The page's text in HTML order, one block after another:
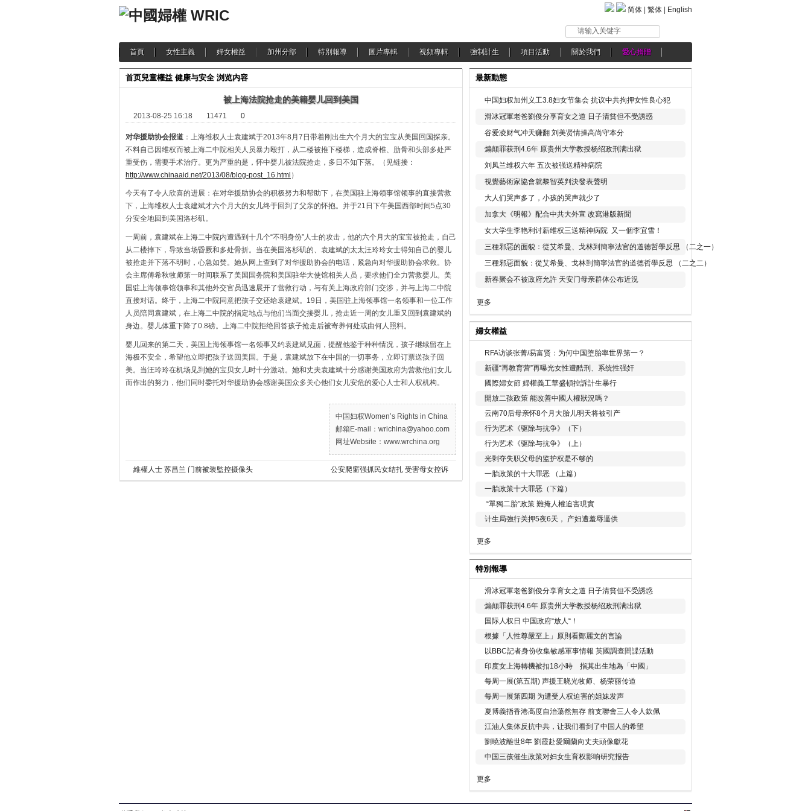
简体 繁体 English
请输入关键字
首頁 女性主義 婦女權益 加州分部 特別報導 圖片專輯 視頻專輯 強制計生 項目活動 關於我們 愛心捐贈
首页兒童權益 健康与安全 浏览内容
被上海法院抢走的美籍婴儿回到美国
2013-08-25 16:18 11471 0
对华援助协会报道 ：上海维权人士袁建斌于2013年8月7日带着刚出生六个月大的宝宝从美国回国探亲。
不料自己因维权而被上海二中院相关人员暴力殴打，从二楼被推下楼梯，造成脊椎、肋骨和头部多处严
重受伤，需要手术治疗。更为严重的是，怀中婴儿被法院抢走，多日不知下落。（见链接：
http://www.chinaaid.net/2013/08/blog-post_16.html ）
今天有了令人欣喜的进展：在对华援助协会的积极努力和帮助下，在美国驻上海领事馆领事的直接营救
下，上海维权人士袁建斌才六个月大的女儿终于回到了父亲的怀抱。并于21日下午美国西部时间5点30
分安全地回到美国洛杉矶。
一周前，袁建斌在上海二中院内遭遇到十几个“不明身份”人士的攻击，他的六个月大的宝宝被抢走，自己
从二楼摔下，导致当场昏厥和多处骨折。当在美国洛杉矶的、袁建斌的太太汪玲玲女士得知自己的婴儿
被抢走并下落不明时，心急如焚。她从网上查到了对华援助协会的电话，紧急向对华援助协会求救。协
会主席傅希秋牧师第一时间联系了美国国务院和美国驻华大使馆相关人员，要求他们全力营救婴儿。美
国驻上海领事馆领事和其他外交官员迅速展开了营救行动，与有关上海政府部门交涉，并与上海二中院
直接对话。终于，上海二中院同意把孩子交还给袁建斌。19日，美国驻上海领事馆一名领事和一位工作
人员陪同袁建斌，在上海二中院的指定地点与他们当面交接婴儿，抢走近一周的女儿重又回到袁建斌的
身边。婴儿体重下降了0.8磅。上海二中院拒绝回答孩子抢走后被寄养何处或由何人照料。
婴儿回来的第二天，美国上海领事馆一名领事又约袁建斌见面，提醒他鉴于种种情况，孩子继续留在上
海极不安全，希望他立即把孩子送回美国。于是，袁建斌放下在中国的一切事务，立即订票送孩子回
美。当汪玲玲在机场见到她的宝贝女儿时十分激动。她和丈夫袁建斌十分感谢美国政府为营救他们女儿
而作出的努力，他们同时委托对华援助协会感谢美国众多关心他们女儿安危的爱心人士和人权机构。
中国妇权Women’s Rights in China
邮箱E-mail：wrichina@yahoo.com
网址Website：www.wrchina.org
維權人士 苏昌兰 门前被装監控摄像头 公安爬窗强抓民女结扎 受害母女控诉
最新動態
中国妇权加州义工3.8妇女节集会 抗议中共拘押女性良心犯
滑冰冠軍老爸劉俊分享育女之道 日子清貧但不受誘惑
谷爱凌财气冲天赚翻 刘美贤情操高尚守本分
煽颠罪获刑4.6年 原贵州大学教授杨绍政刑满出狱
刘凤兰维权六年 五次被强送精神病院
視覺藝術家協會就黎智英判決發表聲明
大人们哭声多了，小孩的哭声就少了
加拿大《明報》配合中共大外宣 改寫港版新聞
女大学生李艳利讨薪维权三送精神病院 又一個李宜雪！
三種邪惡的面貌：從艾希曼、戈林到簡寧法官的道德哲學反思 （二之一）
三種邪惡面貌：從艾希曼、戈林到簡寧法官的道德哲學反思 （二之二）
新春聚会不被政府允許 天安门母亲群体公布近況
更多
婦女權益
RFA访谈张菁/易富贤：为何中国堕胎率世界第一？
新疆“再教育营”再曝光女性遭酷刑、系统性强奸
國際婦女節 婦權義工華盛頓控訴計生暴行
開放二孩政策 能改善中國人權狀況嗎？
云南70后母亲怀8个月大胎儿明天将被引产
行为艺术《驱除与抗争》（下）
行为艺术《驱除与抗争》（上）
光剥夺失职父母的监护权是不够的
一胎政策的十大罪恶 （上篇）
一胎政策十大罪恶（下篇）
“單獨二胎”政策 難掩人權迫害現實
计生局強行关押5夜6天， 产妇遭羞辱逼供
更多
特別報導
滑冰冠軍老爸劉俊分享育女之道 日子清貧但不受誘惑
煽颠罪获刑4.6年 原贵州大学教授杨绍政刑满出狱
国际人权日 中国政府“放人“！
根據「人性尊嚴至上」原則看鄭麗文的言論
以BBC記者身份收集敏感軍事情報 英國調查間諜活動
印度女上海轉機被扣18小時 指其出生地為「中國」
每周一展(第五期) 声援王晓光牧师、杨荣丽传道
每周一展第四期 为遭受人权迫害的姐妹发声
夏博義指香港高度自治蕩然無存 前支聯會三人令人欽佩
江油人集体反抗中共，让我们看到了中国人的希望
劉曉波離世8年 劉霞赴愛爾蘭向丈夫頭像獻花
中国三孩催生政策对妇女生育权影响研究报告
更多